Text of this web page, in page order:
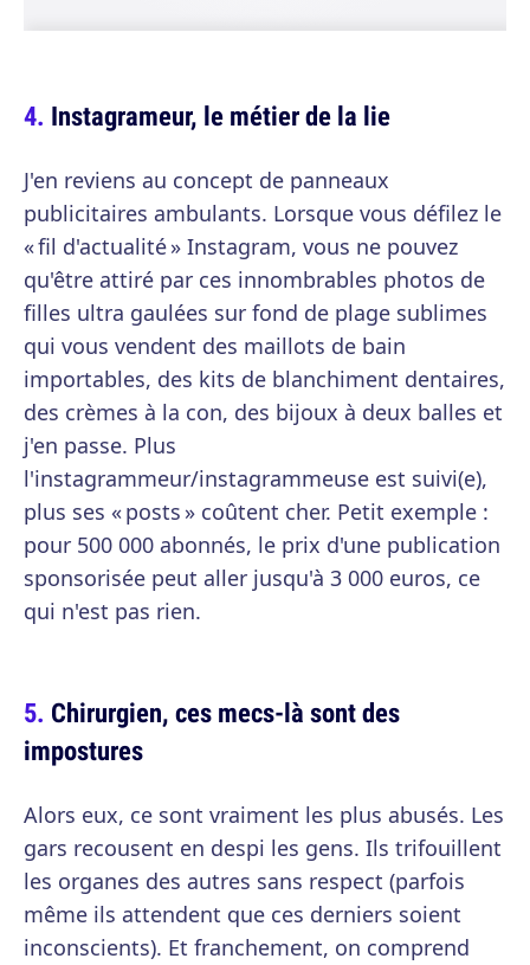
Instagrameur, le métier de la lie
J'en reviens au concept de panneaux
publicitaires ambulants. Lorsque vous défilez le
« fil d'actualité » Instagram, vous ne pouvez
qu'être attiré par ces innombrables photos de
filles ultra gaulées sur fond de plage sublimes
qui vous vendent des maillots de bain
importables, des kits de blanchiment dentaires,
des crèmes à la con, des bijoux à deux balles et
j'en passe. Plus
l'instagrammeur/instagrammeuse est suivi(e),
plus ses « posts » coûtent cher. Petit exemple :
pour 500 000 abonnés, le prix d'une publication
sponsorisée peut aller jusqu'à 3 000 euros, ce
qui n'est pas rien.
Chirurgien, ces mecs-là sont des
impostures
Alors eux, ce sont vraiment les plus abusés. Les
gars recousent en despi les gens. Ils trifouillent
les organes des autres sans respect (parfois
même ils attendent que ces derniers soient
inconscients). Et franchement, on comprend